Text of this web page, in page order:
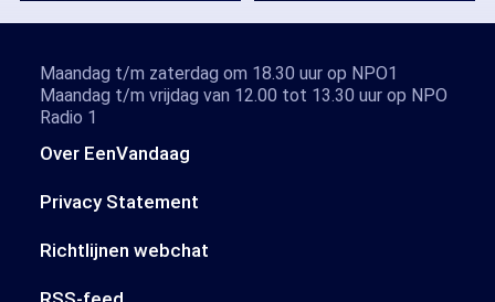
Over EenVandaag
Privacy Statement
Richtlijnen webchat
Maandag t/m zaterdag om 18.30 uur op NPO1
Maandag t/m vrijdag van 12.00 tot 13.30 uur op NPO
Radio 1